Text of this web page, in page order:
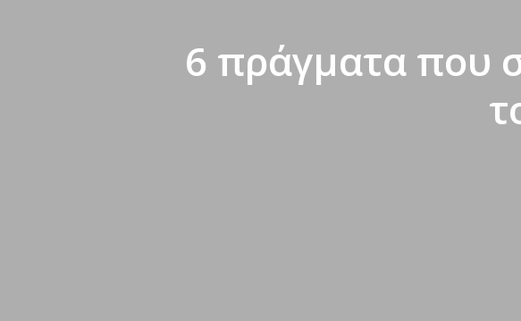
6 πράγματα που